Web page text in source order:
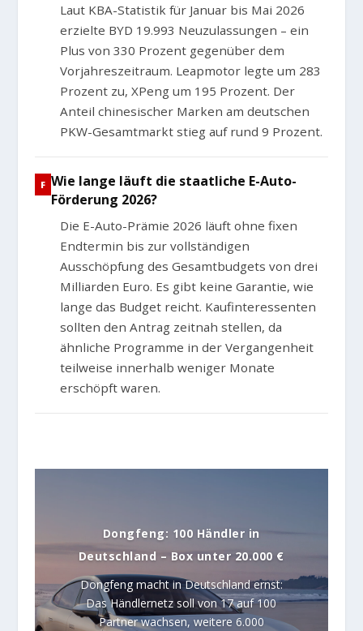
Laut KBA-Statistik für Januar bis Mai 2026
erzielte BYD 19.993 Neuzulassungen – ein
Plus von 330 Prozent gegenüber dem
Vorjahreszeitraum. Leapmotor legte um 283
Prozent zu, XPeng um 195 Prozent. Der
Anteil chinesischer Marken am deutschen
PKW-Gesamtmarkt stieg auf rund 9 Prozent.
Wie lange läuft die staatliche E-Auto-
Förderung 2026?
Die E-Auto-Prämie 2026 läuft ohne fixen
Endtermin bis zur vollständigen
Ausschöpfung des Gesamtbudgets von drei
Milliarden Euro. Es gibt keine Garantie, wie
lange das Budget reicht. Kaufinteressenten
sollten den Antrag zeitnah stellen, da
ähnliche Programme in der Vergangenheit
teilweise innerhalb weniger Monate
erschöpft waren.
Dongfeng: 100 Händler in
Deutschland – Box unter 20.000 €
Dongfeng macht in Deutschland ernst:
Das Händlernetz soll von 17 auf 100
Partner wachsen, weitere 6.000